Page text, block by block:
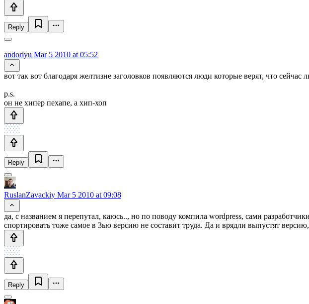
Reply
andoriyu Mar 5 2010 at 05:52
вот так вот благодаря желтизне заголовков появляются люди которые верят, что
p.s.
он не хипер пехапе, а хип-хоп
Reply
RuslanZavackiy Mar 5 2010 at 09:08
да, с названием я перепутал, каюсь.., но по поводу компила wordpress, сами
спортировать тоже самое в 3ью версию не составит труда. Да и врядли выпустят
Reply